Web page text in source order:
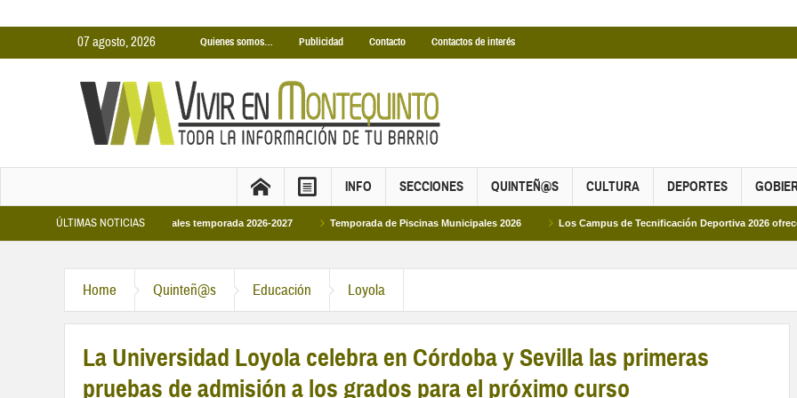
07 agosto, 2026 Quienes somos… Publicidad Contacto Contactos de interés
INFO SECCIONES QUINTEÑ@S CULTURA DEPORTES
ÚLTIMAS NOTICIAS
Cubiertas Municipales temporada 2026-2027 Temporada de Piscinas Municipales 2026 Los Campus de Tecnificación Deportiva 2026 ofrecen cuatro
Home Quinteñ@s Educación Loyola
La Universidad Loyola celebra en Córdoba y Sevilla las primeras
pruebas de admisión a los grados para el próximo curso